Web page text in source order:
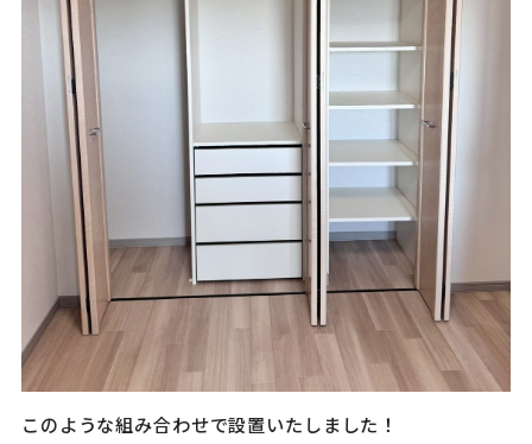
このような組み合わせで設置いたしました！